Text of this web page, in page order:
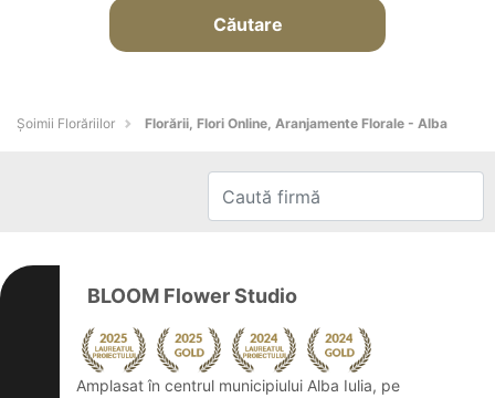
Căutare
Șoimii Florăriilor Florării, Flori Online, Aranjamente Florale - Alba
BLOOM Flower Studio
Amplasat în centrul municipiului Alba Iulia, pe